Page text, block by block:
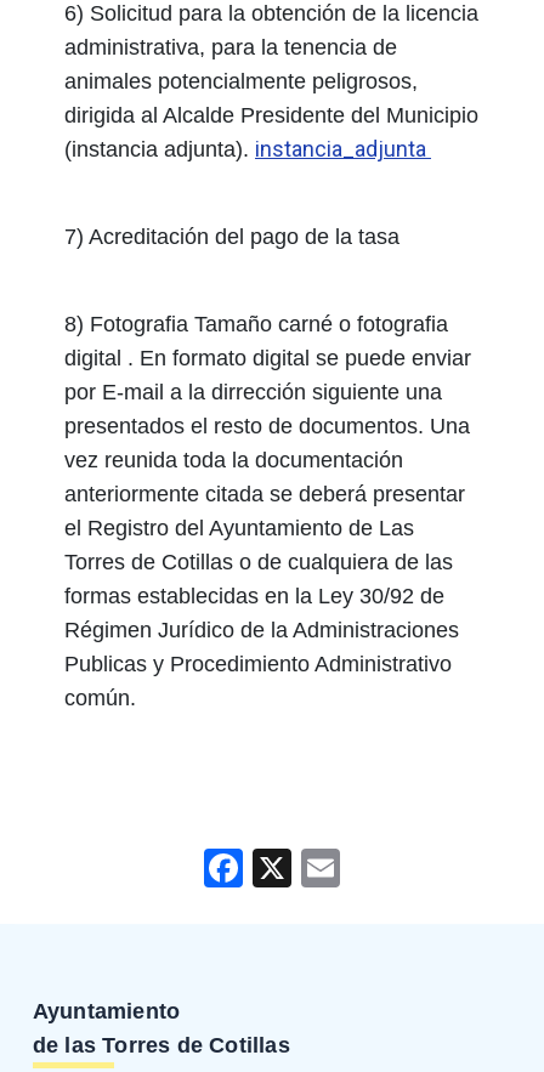
6) Solicitud para la obtención de la licencia
administrativa, para la tenencia de
animales potencialmente peligrosos,
dirigida al Alcalde Presidente del Municipio
(instancia adjunta). instancia_adjunta
7) Acreditación del pago de la tasa
8) Fotografia Tamaño carné o fotografia
digital . En formato digital se puede enviar
por E-mail a la dirrección siguiente una
presentados el resto de documentos. Una
vez reunida toda la documentación
anteriormente citada se deberá presentar
el Registro del Ayuntamiento de Las
Torres de Cotillas o de cualquiera de las
formas establecidas en la Ley 30/92 de
Régimen Jurídico de la Administraciones
Publicas y Procedimiento Administrativo
común.
Facebook
X
Ayuntamiento
de las Torres de Cotillas